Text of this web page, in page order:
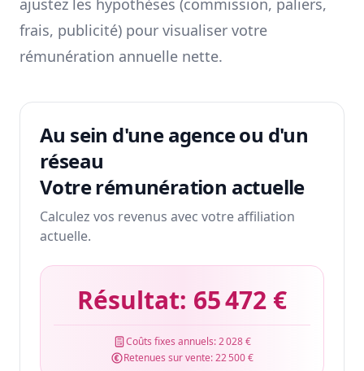
ajustez les hypothèses (commission, paliers,
frais, publicité) pour visualiser votre
rémunération annuelle nette.
Au sein d'une agence ou d'un
réseau
Votre rémunération actuelle
Calculez vos revenus avec votre affiliation
actuelle.
Résultat: 65 472 €
Coûts fixes annuels:2 028 €
Retenues sur vente:22 500 €